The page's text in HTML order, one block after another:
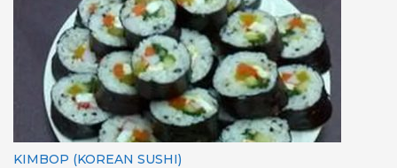
KIMBOP (KOREAN SUSHI)